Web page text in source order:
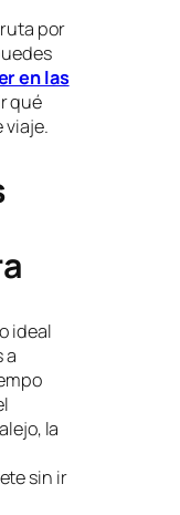
por
en las
qué
viaje.
ideal
a
la
sin ir